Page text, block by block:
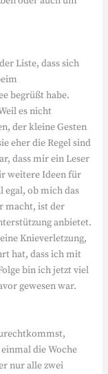
Liste, dass sich
begrüßt habe.
es nicht
der kleine Gesten
eher die Regel sind
dass mir ein Leser
weitere Ideen für
egal, ob mich das
macht, ist der
anbietet.
Knieverletzung,
hat, dass ich mit
bin ich jetzt viel
gewesen war.
die Woche
nur alle zwei